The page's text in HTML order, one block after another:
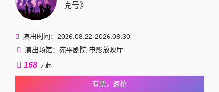
克号》
演出时间：2026.08.22-2026.08.30
演出场馆：宛平剧院·电影放映厅
168 元起
有票，速抢